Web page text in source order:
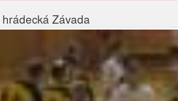
Závada